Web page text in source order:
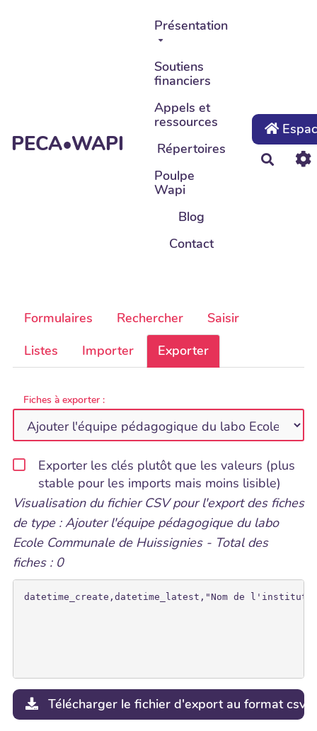
Aller au contenu principal
PECA•WAPI
Présentation
Soutiens
financiers
Appels et
ressources
Répertoires
Poulpe
Wapi
Blog
Contact
Formulaires Rechercher
Saisir
Listes
Importer Exporter
Fiches à exporter :
Exporter les clés plutôt que les valeurs (plus
stable pour les imports mais moins lisible)
Visualisation du fichier CSV pour l'export des fiches
de type : Ajouter l'équipe pédagogique du labo
Ecole Communale de Huissignies - Total des
fiches : 0
Télécharger le fichier d'export au format csv